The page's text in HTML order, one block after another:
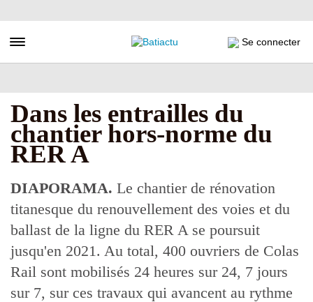
au
principal
Toggle navigation Se connecter
Dans les entrailles du
chantier hors-norme du
RER A
DIAPORAMA. Le chantier de rénovation
titanesque du renouvellement des voies et du
ballast de la ligne du RER A se poursuit
jusqu'en 2021. Au total, 400 ouvriers de Colas
Rail sont mobilisés 24 heures sur 24, 7 jours
sur 7, sur ces travaux qui avancent au rythme